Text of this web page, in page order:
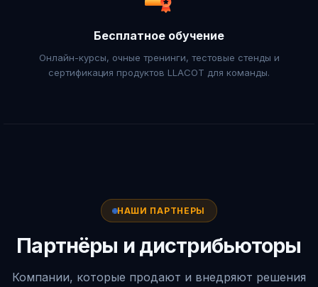
Бесплатное обучение
Онлайн-курсы, очные тренинги, тестовые стенды и
сертификация продуктов LLACOT для команды.
НАШИ ПАРТНЕРЫ
Партнёры и дистрибьюторы
Компании, которые продают и внедряют решения